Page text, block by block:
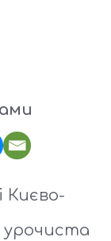
Києво-
урочиста